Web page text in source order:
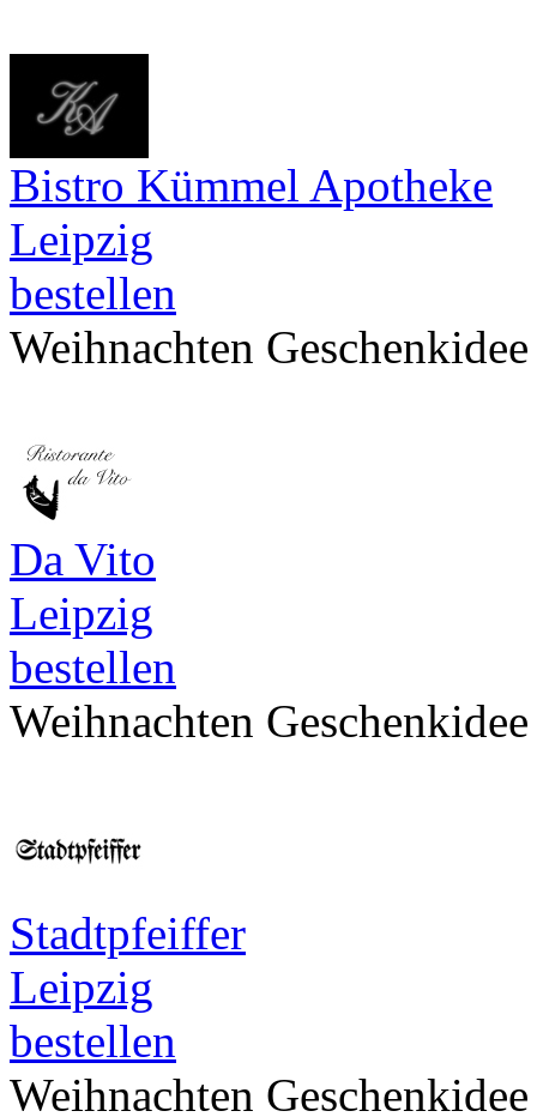
Bistro Kümmel Apotheke
Leipzig
bestellen
Weihnachten Geschenkidee
Da Vito
Leipzig
bestellen
Weihnachten Geschenkidee
Stadtpfeiffer
Leipzig
bestellen
Weihnachten Geschenkidee